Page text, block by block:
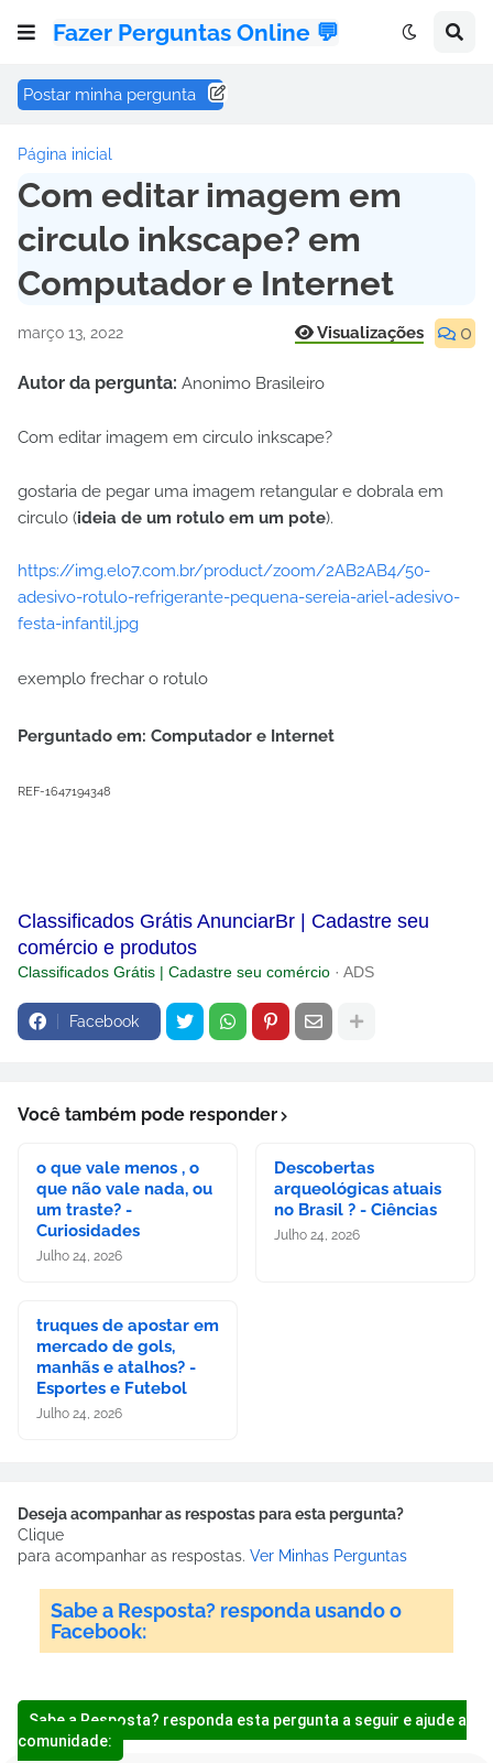
Fazer Perguntas Online 💬
Postar minha pergunta
Página inicial
Com editar imagem em
circulo inkscape? em
Computador e Internet
março 13, 2022 Visualizações 0
Autor da pergunta: Anonimo Brasileiro
Com editar imagem em circulo inkscape?
gostaria de pegar uma imagem retangular e dobrala em
circulo (ideia de um rotulo em um pote).
https://img.elo7.com.br/product/zoom/2AB2AB4/50-
adesivo-rotulo-refrigerante-pequena-sereia-ariel-adesivo-
festa-infantil.jpg
exemplo frechar o rotulo
Perguntado em: Computador e Internet
REF-1647194348
Classificados Grátis AnunciarBr | Cadastre seu
comércio e produtos
Classificados Grátis | Cadastre seu comércio · ADS
Facebook
Você também pode responder
o que vale menos , o
que não vale nada, ou
um traste? -
Curiosidades
Julho 24, 2026
Descobertas
arqueológicas atuais
no Brasil ? - Ciências
Julho 24, 2026
truques de apostar em
mercado de gols,
manhãs e atalhos? -
Esportes e Futebol
Julho 24, 2026
Deseja acompanhar as respostas para esta pergunta?
Clique
para acompanhar as respostas. Ver Minhas Perguntas
Sabe a Resposta? responda usando o
Facebook:
Sabe a Resposta? responda esta pergunta a seguir e ajude a
comunidade: